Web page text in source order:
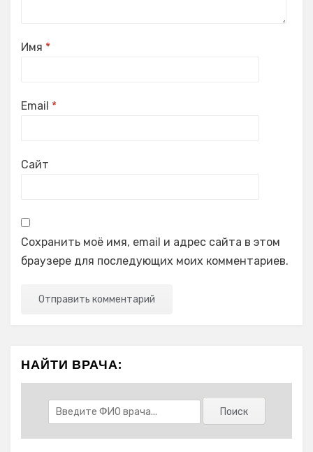
Имя *
Email *
Сайт
Сохранить моё имя, email и адрес сайта в этом
браузере для последующих моих комментариев.
НАЙТИ ВРАЧА: